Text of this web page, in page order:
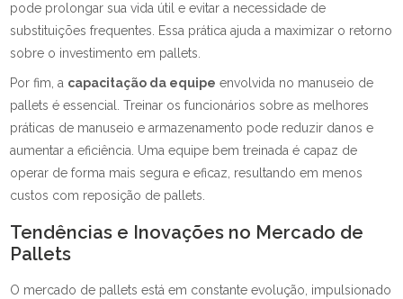
pode prolongar sua vida útil e evitar a necessidade de
substituições frequentes. Essa prática ajuda a maximizar o retorno
sobre o investimento em pallets.
Por fim, a capacitação da equipe envolvida no manuseio de
pallets é essencial. Treinar os funcionários sobre as melhores
práticas de manuseio e armazenamento pode reduzir danos e
aumentar a eficiência. Uma equipe bem treinada é capaz de
operar de forma mais segura e eficaz, resultando em menos
custos com reposição de pallets.
Tendências e Inovações no Mercado de
Pallets
O mercado de pallets está em constante evolução, impulsionado